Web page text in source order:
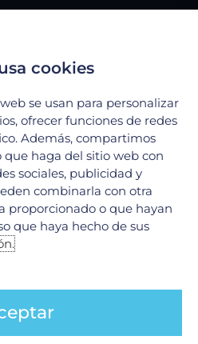
Molecular
cookies
se usan para personalizar
ofrecer funciones de redes
Además, compartimos
haga del sitio web con
sociales, publicidad y
combinarla con otra
proporcionado o que hayan
que haya hecho de sus